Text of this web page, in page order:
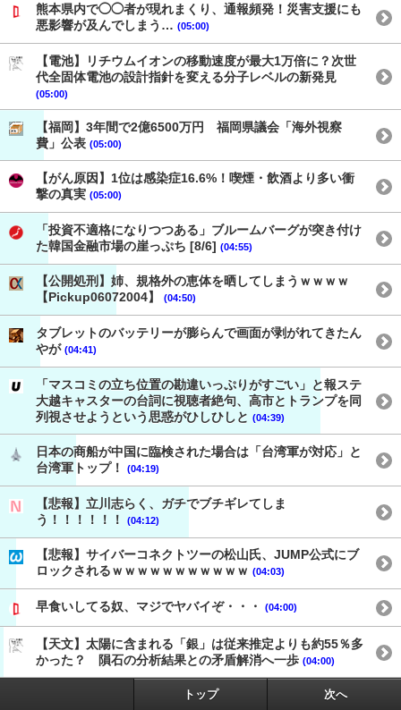
熊本県内で◯◯者が現れまくり、通報頻発！災害支援にも
悪影響が及んでしまう… (05:00)
【電池】リチウムイオンの移動速度が最大1万倍に？次世
代全固体電池の設計指針を変える分子レベルの新発見
(05:00)
【福岡】3年間で2億6500万円 福岡県議会「海外視察
費」公表 (05:00)
【がん原因】1位は感染症16.6%！喫煙・飲酒より多い衝
撃の真実 (05:00)
「投資不適格になりつつある」ブルームバーグが突き付け
た韓国金融市場の崖っぷち [8/6] (04:55)
【公開処刑】姉、規格外の恵体を晒してしまうｗｗｗｗ
【Pickup06072004】
(04:50)
タブレットのバッテリーが膨らんで画面が剥がれてきたん
やが (04:41)
「マスコミの立ち位置の勘違いっぷりがすごい」と報ステ
大越キャスターの台詞に視聴者絶句、高市とトランプを同
列視させようという思惑がひしひしと (04:39)
日本の商船が中国に臨検された場合は「台湾軍が対応」と
台湾軍トップ！
(04:19)
【悲報】立川志らく、ガチでブチギレてしま
う！！！！！！
(04:12)
【悲報】サイバーコネクトツーの松山氏、JUMP公式にブ
ロックされるｗｗｗｗｗｗｗｗｗｗｗ (04:03)
早食いしてる奴、マジでヤバイぞ・・・ (04:00)
【天文】太陽に含まれる「銀」は従来推定よりも約55％多
かった？ 隕石の分析結果との矛盾解消へ一歩 (04:00)
トップ 次へ